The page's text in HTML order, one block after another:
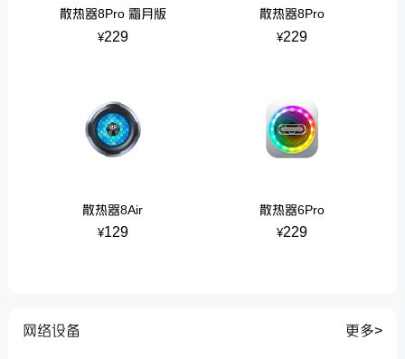
散热器8Pro 霜月版
¥229
散热器8Pro
¥229
散热器8Air
¥129
散热器6Pro
¥229
网络设备 更多>